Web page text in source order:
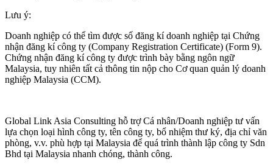
Lưu ý:
Doanh nghiệp có thể tìm được số đăng kí doanh nghiệp tại Chứng
nhận đăng kí công ty (Company Registration Certificate) (Form 9).
Chứng nhận đăng kí công ty được trình bày bằng ngôn ngữ
Malaysia, tuy nhiên tất cả thông tin nộp cho Cơ quan quản lý doanh
nghiệp Malaysia (CCM).
Global Link Asia Consulting hỗ trợ Cá nhân/Doanh nghiệp tư vấn
lựa chọn loại hình công ty, tên công ty, bổ nhiệm thư ký, địa chỉ văn
phòng, v.v. phù hợp tại Malaysia để quá trình thành lập công ty Sdn
Bhd tại Malaysia nhanh chóng, thành công.